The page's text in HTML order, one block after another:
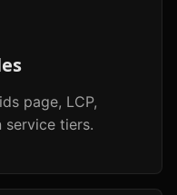
page, LCP,
service tiers.